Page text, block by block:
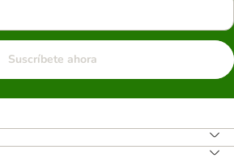
Suscríbete ahora